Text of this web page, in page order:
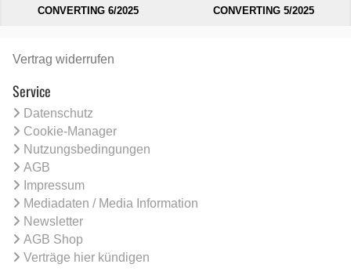
CONVERTING 6/2025
CONVERTING 5/2025
Vertrag widerrufen
Service
Datenschutz
Cookie-Manager
Nutzungsbedingungen
AGB
Impressum
Mediadaten / Media Information
Newsletter
AGB Shop
Verträge hier kündigen